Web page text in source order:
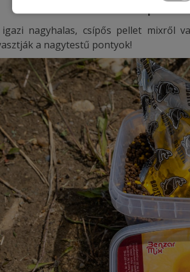
igazi nagyhalas, csípős pellet mixről
a nagytestű pontyok!